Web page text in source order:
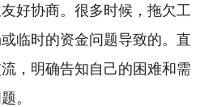
好协商。很多时候，拖欠工
临时的资金问题导致的。直
，明确告知自己的困难和需
。